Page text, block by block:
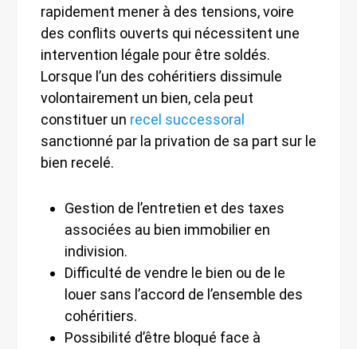
rapidement mener à des tensions, voire
des conflits ouverts qui nécessitent une
intervention légale pour être soldés.
Lorsque l’un des cohéritiers dissimule
volontairement un bien, cela peut
constituer un recel successoral
sanctionné par la privation de sa part sur le
bien recelé.
Gestion de l’entretien et des taxes
associées au bien immobilier en
indivision.
Difficulté de vendre le bien ou de le
louer sans l’accord de l’ensemble des
cohéritiers.
Possibilité d’être bloqué face à